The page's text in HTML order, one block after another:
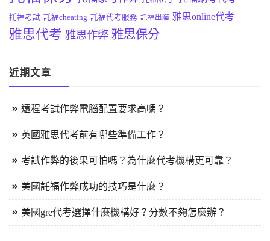
托福考試 託福cheating 託福代考服務 託福出貓 雅思online代考
雅思代考 雅思作弊 雅思保分
近期文章
遠程考試作弊電腦配置要求高嗎？
英國雅思代考前有哪些準備工作？
考試作弊的後果可怕嗎？為什麼代考機構更可靠？
美國託福作弊成功的技巧是什麼？
美國gre代考選擇什麼機構好？分數不夠怎麼辦？